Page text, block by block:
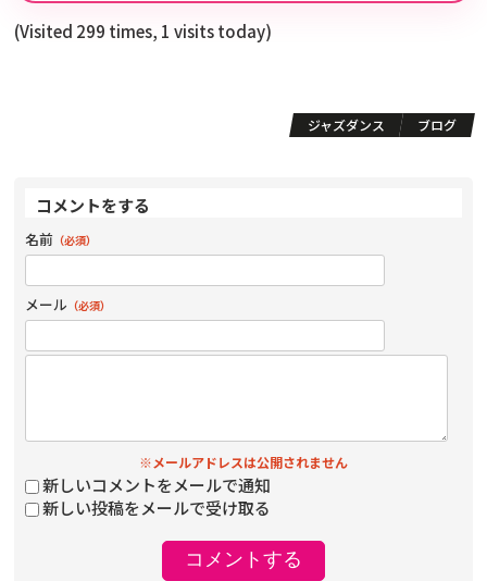
(Visited 299 times, 1 visits today)
ジャズダンス ブログ
コメントをする
名前 （必須）
メール （必須）
※メールアドレスは公開されません
新しいコメントをメールで通知
新しい投稿をメールで受け取る